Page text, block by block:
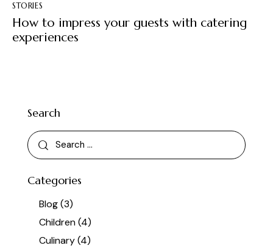
STORIES
How to impress your guests with catering
experiences
Search
Categories
Blog(3)
Children(4)
Culinary(4)